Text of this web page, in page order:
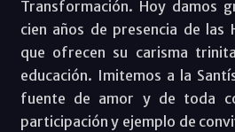
Transformación. Hoy damos
cien años de presencia de las
que ofrecen su carisma
educación. Imitemos a la
fuente de amor y de toda
participación y ejemplo de